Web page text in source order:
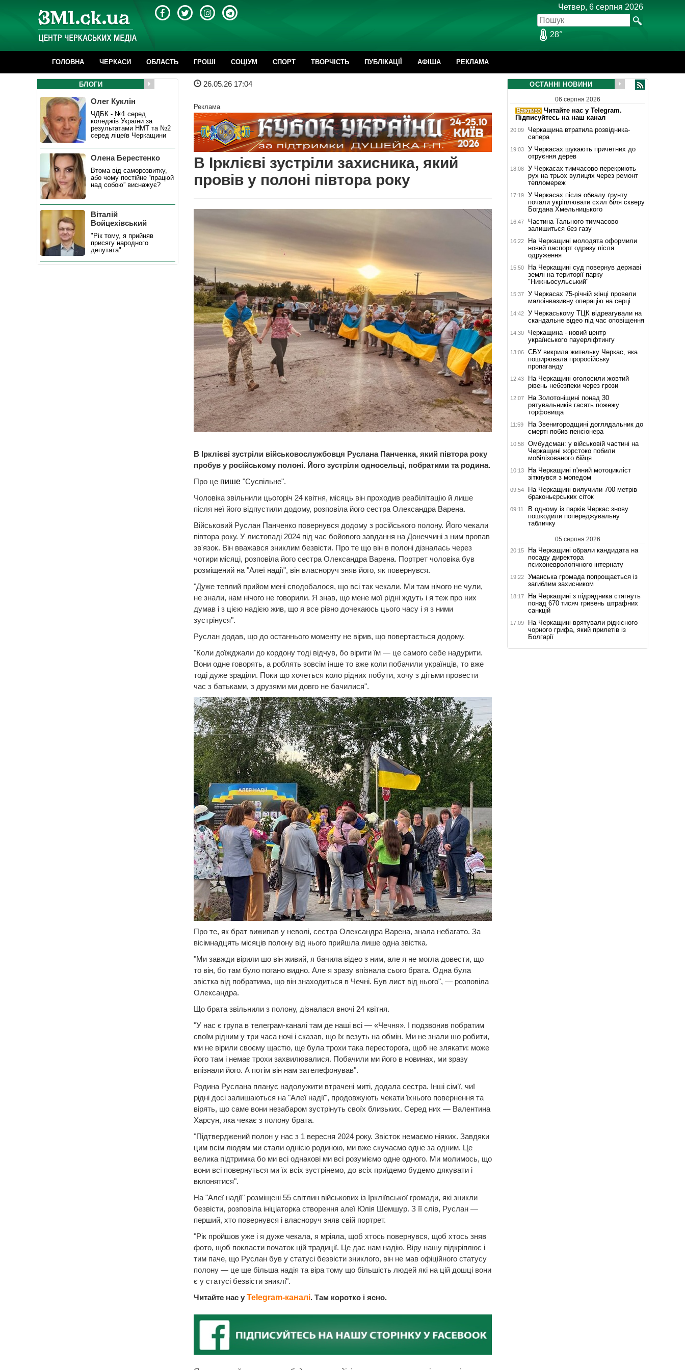
Четвер, 6 серпня 2026
28°
ГОЛОВНА ЧЕРКАСИ ОБЛАСТЬ ГРОШІ CОЦІУМ СПОРТ ТВОРЧІСТЬ ПУБЛІКАЦІЇ АФІША РЕКЛАМА
26.05.26 17:04
Реклама
В Ірклієві зустріли захисника, який
провів у полоні півтора року
В Ірклієві зустріли військовослужбовця Руслана Панченка, який півтора року
пробув у російському полоні. Його зустріли односельці, побратими та родина.
Про це пише "Суспільне".
Чоловіка звільнили цьогоріч 24 квітня, місяць він проходив реабілітацію й лише
після неї його відпустили додому, розповіла його сестра Олександра Варена.
Військовий Руслан Панченко повернувся додому з російського полону. Його чекали
півтора року. У листопаді 2024 під час бойового завдання на Донеччині з ним пропав
зв'язок. Він вважався зниклим безвісти. Про те що він в полоні дізналась через
чотири місяці, розповіла його сестра Олександра Варена. Портрет чоловіка був
розміщений на "Алеї надії", він власноруч зняв його, як повернувся.
"Дуже теплий прийом мені сподобалося, що всі так чекали. Ми там нічого не чули,
не знали, нам нічого не говорили. Я знав, що мене мої рідні ждуть і я теж про них
думав і з цією надією жив, що я все рівно дочекаюсь цього часу і я з ними
зустрінуся".
Руслан додав, що до останнього моменту не вірив, що повертається додому.
"Коли доїжджали до кордону тоді відчув, бо вірити їм — це самого себе надурити.
Вони одне говорять, а роблять зовсім інше то вже коли побачили українців, то вже
тоді дуже зраділи. Поки що хочеться коло рідних побути, хочу з дітьми провести
час з батьками, з друзями ми довго не бачилися".
Про те, як брат виживав у неволі, сестра Олександра Варена, знала небагато. За
вісімнадцять місяців полону від нього прийшла лише одна звістка.
"Ми завжди вірили шо він живий, я бачила відео з ним, але я не могла довести, що
то він, бо там було погано видно. Але я зразу впізнала сього брата. Одна була
звістка від побратима, що він знаходиться в Чечні. Був лист від нього", — розповіла
Олександра.
Що брата звільнили з полону, дізналася вночі 24 квітня.
"У нас є група в телеграм-каналі там де наші всі — «Чечня». І подзвонив побратим
своїм рідним у три часа ночі і сказав, що їх везуть на обмін. Ми не знали шо робити,
ми не вірили своєму щастю, ще була трохи така пересторога, щоб не злякати: може
його там і немає трохи захвилювалися. Побачили ми його в новинах, ми зразу
впізнали його. А потім він нам зателефонував".
Родина Руслана планує надолужити втрачені миті, додала сестра. Інші сім’ї, чиї
рідні досі залишаються на "Алеї надії", продовжують чекати їхнього повернення та
вірять, що саме вони незабаром зустрінуть своїх близьких. Серед них — Валентина
Харсун, яка чекає з полону брата.
"Підтверджений полон у нас з 1 вересня 2024 року. Звісток немаємо ніяких. Завдяки
цим всім людям ми стали однією родиною, ми вже скучаємо одне за одним. Це
велика підтримка бо ми всі однакові ми всі розуміємо одне одного. Ми молимось, що
вони всі повернуться ми їх всіх зустрінемо, до всіх приїдемо будемо дякувати і
вклонятися".
На "Алеї надії" розміщені 55 світлин військових із Іркліївської громади, які зникли
безвісти, розповіла ініціаторка створення алеї Юлія Шемшур. З її слів, Руслан —
перший, хто повернувся і власноруч зняв свій портрет.
"Рік пройшов уже і я дуже чекала, я мріяла, щоб хтось повернувся, щоб хтось зняв
фото, щоб покласти початок цій традиції. Це дає нам надію. Віру нашу підкріплює і
тим паче, що Руслан був у статусі безвісти зниклого, він не мав офіційного статусу
полону — це ще більша надія та віра тому що більшість людей які на цій дошці вони
є у статусі безвісти зниклі".
Читайте нас у Telegram-каналі. Там коротко і ясно.
БЛОГИ
Олег Куклін
ЧДБК - №1 серед
коледжів України за
результатами НМТ та №2
серед ліцеїв Черкащини
Олена Берестенко
Втома від саморозвитку,
або чому постійне “працюй
над собою” виснажує?
Віталій
Войцехівський
"Рік тому, я прийняв
присягу народного
депутата"
ОСТАННІ НОВИНИ
06 серпня 2026
Читайте нас у Telegram.
Підписуйтесь на наш канал
20:09
Черкащина втратила розвідника-
сапера
19:03
У Черкасах шукають причетних до
отруєння дерев
18:08
У Черкасах тимчасово перекриють
рух на трьох вулицях через ремонт
тепломереж
17:19
У Черкасах після обвалу ґрунту
почали укріплювати схил біля скверу
Богдана Хмельницького
16:47
Частина Тального тимчасово
залишиться без газу
16:22
На Черкащині молодята оформили
новий паспорт одразу після
одруження
15:50
На Черкащині суд повернув державі
землі на території парку
"Нижньосульський"
15:37
У Черкасах 75-річній жінці провели
малоінвазивну операцію на серці
14:42
У Черкаському ТЦК відреагували на
скандальне відео під час оповіщення
14:30
Черкащина - новий центр
українського пауерліфтингу
13:06
СБУ викрила жительку Черкас, яка
поширювала проросійську
пропаганду
12:43
На Черкащині оголосили жовтий
рівень небезпеки через грози
12:07
На Золотоніщині понад 30
рятувальників гасять пожежу
торфовища
11:59
На Звенигородщині доглядальник до
смерті побив пенсіонера
10:58
Омбудсман: у військовій частині на
Черкащині жорстоко побили
мобілізованого бійця
10:13
На Черкащині п'яний мотоцикліст
зіткнувся з мопедом
09:54
На Черкащині вилучили 700 метрів
браконьєрських сіток
09:11
В одному із парків Черкас знову
пошкодили попереджувальну
табличку
05 серпня 2026
20:15
На Черкащині обрали кандидата на
посаду директора
психоневрологічного інтернату
19:22
Уманська громада попрощається із
загиблим захисником
18:17
На Черкащині з підрядника стягнуть
понад 670 тисяч гривень штрафних
санкцій
17:09
На Черкащині врятували рідкісного
чорного грифа, який прилетів із
Болгарії